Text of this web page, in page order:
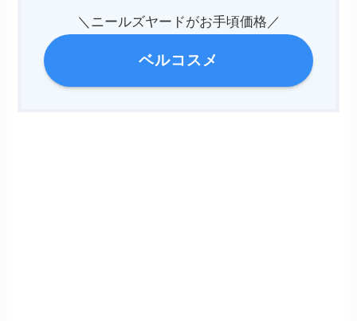
＼ニールズヤードがお手頃価格／
ベルコスメ